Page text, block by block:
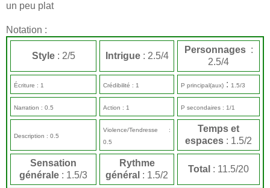
un peu plat
Notation :
Style: 2/5 Intrigue: 2.5/4
Personnages :
2.5/4
Écriture : 1 Crédibilité : 1 P principal(aux) : 1.5/3
Narration : 0.5 Action : 1 P secondaires : 1/1
Description : 0.5
Violence/Tendresse :
0.5
Temps et
espaces : 1.5/2
Sensation
générale : 1.5/3
Rythme
général : 1.5/2
Total : 11.5/20